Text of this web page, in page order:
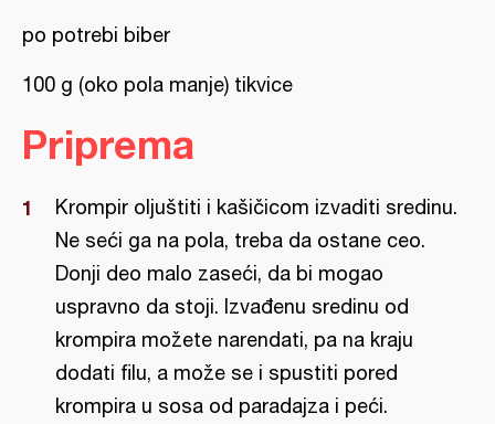
po potrebi biber
100 g (oko pola manje) tikvice
Priprema
Krompir oljuštiti i kašičicom izvaditi sredinu.
Ne seći ga na pola, treba da ostane ceo.
Donji deo malo zaseći, da bi mogao
uspravno da stoji. Izvađenu sredinu od
krompira možete narendati, pa na kraju
dodati filu, a može se i spustiti pored
krompira u sosa od paradajza i peći.